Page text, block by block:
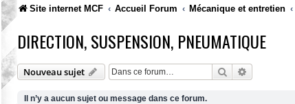
Site internet MCF Accueil Forum Mécanique et entretien
DIRECTION, SUSPENSION, PNEUMATIQUE
Nouveau sujet Rechercher
Il n’y a aucun sujet ou message dans ce forum.